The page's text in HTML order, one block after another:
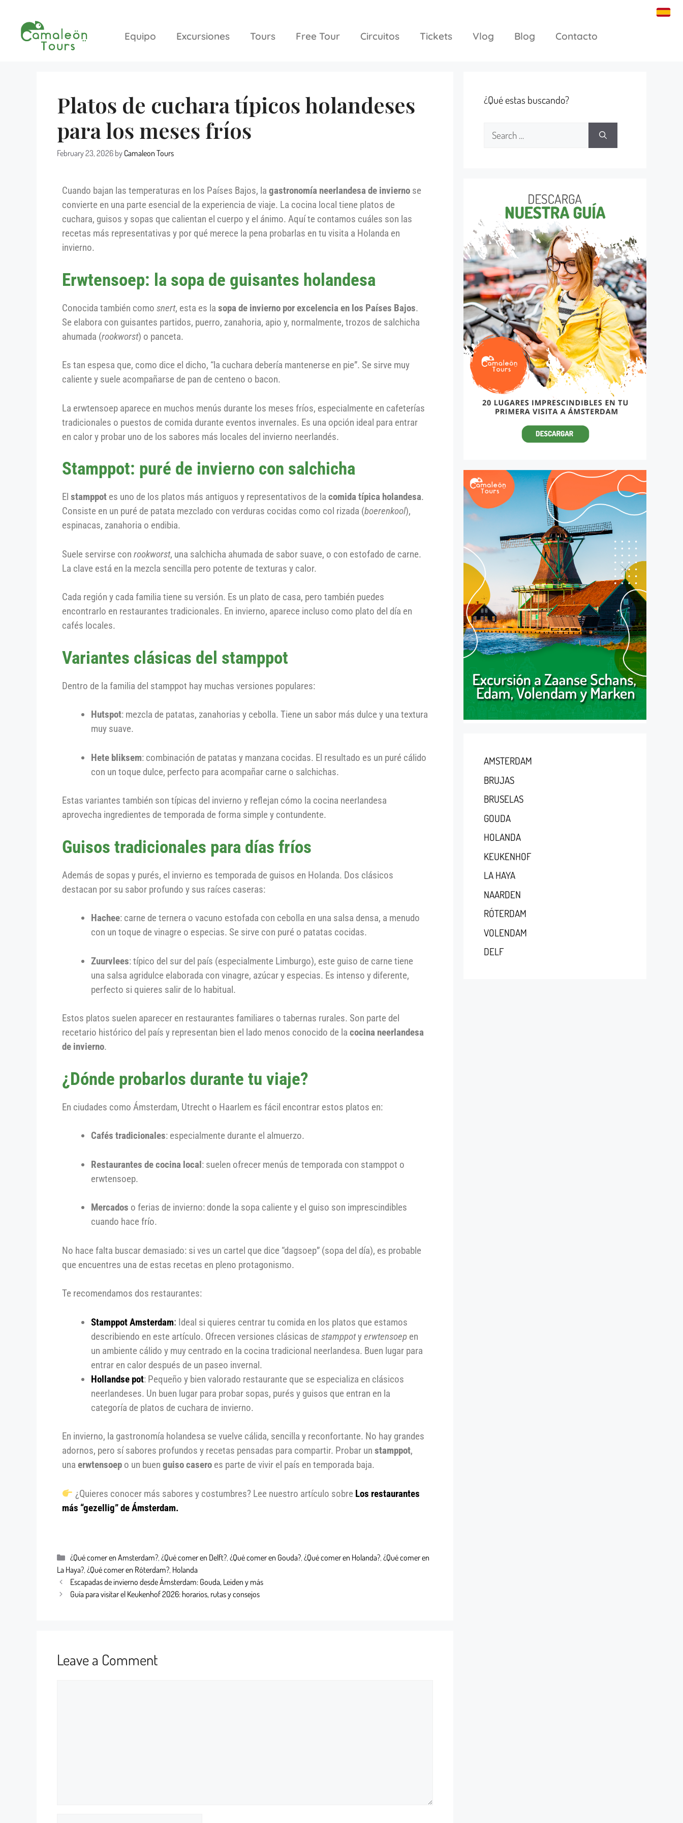
Equipo Excursiones Tours Free Tour Circuitos Tickets Vlog Blog Contacto
Platos de cuchara típicos holandeses
para los meses fríos
February 23, 2026byCamaleon Tours
Cuando bajan las temperaturas en los Países Bajos, la gastronomía neerlandesa de invierno se
convierte en una parte esencial de la experiencia de viaje. La cocina local tiene platos de
cuchara, guisos y sopas que calientan el cuerpo y el ánimo. Aquí te contamos cuáles son las
recetas más representativas y por qué merece la pena probarlas en tu visita a Holanda en
invierno.
Erwtensoep: la sopa de guisantes holandesa
Conocida también como snert, esta es la sopa de invierno por excelencia en los Países Bajos.
Se elabora con guisantes partidos, puerro, zanahoria, apio y, normalmente, trozos de salchicha
ahumada (rookworst) o panceta.
Es tan espesa que, como dice el dicho, “la cuchara debería mantenerse en pie”. Se sirve muy
caliente y suele acompañarse de pan de centeno o bacon.
La erwtensoep aparece en muchos menús durante los meses fríos, especialmente en cafeterías
tradicionales o puestos de comida durante eventos invernales. Es una opción ideal para entrar
en calor y probar uno de los sabores más locales del invierno neerlandés.
Stamppot: puré de invierno con salchicha
El stamppot es uno de los platos más antiguos y representativos de la comida típica holandesa.
Consiste en un puré de patata mezclado con verduras cocidas como col rizada (boerenkool),
espinacas, zanahoria o endibia.
Suele servirse con rookworst, una salchicha ahumada de sabor suave, o con estofado de carne.
La clave está en la mezcla sencilla pero potente de texturas y calor.
Cada región y cada familia tiene su versión. Es un plato de casa, pero también puedes
encontrarlo en restaurantes tradicionales. En invierno, aparece incluso como plato del día en
cafés locales.
Variantes clásicas del stamppot
Dentro de la familia del stamppot hay muchas versiones populares:
Hutspot: mezcla de patatas, zanahorias y cebolla. Tiene un sabor más dulce y una textura
muy suave.
Hete bliksem: combinación de patatas y manzana cocidas. El resultado es un puré cálido
con un toque dulce, perfecto para acompañar carne o salchichas.
Estas variantes también son típicas del invierno y reflejan cómo la cocina neerlandesa
aprovecha ingredientes de temporada de forma simple y contundente.
Guisos tradicionales para días fríos
Además de sopas y purés, el invierno es temporada de guisos en Holanda. Dos clásicos
destacan por su sabor profundo y sus raíces caseras:
Hachee: carne de ternera o vacuno estofada con cebolla en una salsa densa, a menudo
con un toque de vinagre o especias. Se sirve con puré o patatas cocidas.
Zuurvlees: típico del sur del país (especialmente Limburgo), este guiso de carne tiene
una salsa agridulce elaborada con vinagre, azúcar y especias. Es intenso y diferente,
perfecto si quieres salir de lo habitual.
Estos platos suelen aparecer en restaurantes familiares o tabernas rurales. Son parte del
recetario histórico del país y representan bien el lado menos conocido de la cocina neerlandesa
de invierno.
¿Dónde probarlos durante tu viaje?
En ciudades como Ámsterdam, Utrecht o Haarlem es fácil encontrar estos platos en:
Cafés tradicionales: especialmente durante el almuerzo.
Restaurantes de cocina local: suelen ofrecer menús de temporada con stamppot o
erwtensoep.
Mercados o ferias de invierno: donde la sopa caliente y el guiso son imprescindibles
cuando hace frío.
No hace falta buscar demasiado: si ves un cartel que dice “dagsoep” (sopa del día), es probable
que encuentres una de estas recetas en pleno protagonismo.
Te recomendamos dos restaurantes:
Stamppot Amsterdam: Ideal si quieres centrar tu comida en los platos que estamos
describiendo en este artículo. Ofrecen versiones clásicas de stamppotyerwtensoep en
un ambiente cálido y muy centrado en la cocina tradicional neerlandesa. Buen lugar para
entrar en calor después de un paseo invernal.
Hollandse pot: Pequeño y bien valorado restaurante que se especializa en clásicos
neerlandeses. Un buen lugar para probar sopas, purés y guisos que entran en la
categoría de platos de cuchara de invierno.
En invierno, la gastronomía holandesa se vuelve cálida, sencilla y reconfortante. No hay grandes
adornos, pero sí sabores profundos y recetas pensadas para compartir. Probar un stamppot,
una erwtensoep o un buen guiso casero es parte de vivir el país en temporada baja.
¿Quieres conocer más sabores y costumbres? Lee nuestro artículo sobre Los restaurantes
más “gezellig” de Ámsterdam.
¿Qué comer en Amsterdam?,¿Qué comer en Delft?,¿Qué comer en Gouda?,¿Qué comer en Holanda?,¿Qué comer en
La Haya?,¿Qué comer en Róterdam?, Holanda
Escapadas de invierno desde Ámsterdam: Gouda, Leiden y más
Guía para visitar el Keukenhof 2026: horarios, rutas y consejos
Leave a Comment
¿Qué estas buscando?
AMSTERDAM
BRUJAS
BRUSELAS
GOUDA
HOLANDA
KEUKENHOF
LA HAYA
NAARDEN
RÓTERDAM
VOLENDAM
DELF